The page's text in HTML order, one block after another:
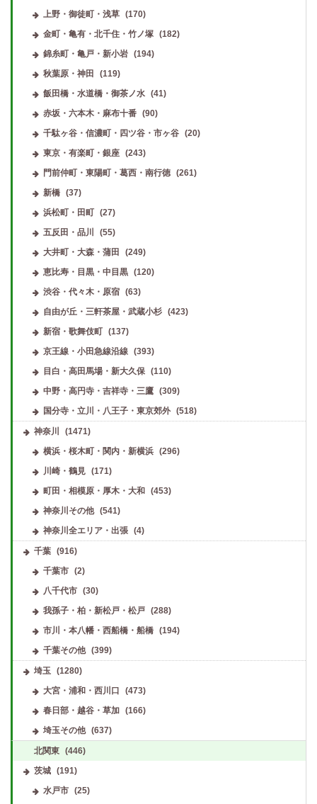
上野・御徒町・浅草
(170)
金町・亀有・北千住・竹ノ塚
(182)
錦糸町・亀戸・新小岩
(194)
秋葉原・神田
(119)
飯田橋・水道橋・御茶ノ水
(41)
赤坂・六本木・麻布十番
(90)
千駄ヶ谷・信濃町・四ツ谷・市ヶ谷
(20)
東京・有楽町・銀座
(243)
門前仲町・東陽町・葛西・南行徳
(261)
新橋
(37)
浜松町・田町
(27)
五反田・品川
(55)
大井町・大森・蒲田
(249)
恵比寿・目黒・中目黒
(120)
渋谷・代々木・原宿
(63)
自由が丘・三軒茶屋・武蔵小杉
(423)
新宿・歌舞伎町
(137)
京王線・小田急線沿線
(393)
目白・高田馬場・新大久保
(110)
中野・高円寺・吉祥寺・三鷹
(309)
国分寺・立川・八王子・東京郊外
(518)
神奈川
(1471)
横浜・桜木町・関内・新横浜
(296)
川崎・鶴見
(171)
町田・相模原・厚木・大和
(453)
神奈川その他
(541)
神奈川全エリア・出張
(4)
千葉 (916)
千葉市
(2)
八千代市
(30)
我孫子・柏・新松戸・松戸
(288)
市川・本八幡・西船橋・船橋
(194)
千葉その他
(399)
埼玉 (1280)
大宮・浦和・西川口
(473)
春日部・越谷・草加
(166)
埼玉その他
(637)
北関東 (446)
茨城 (191)
水戸市
(25)